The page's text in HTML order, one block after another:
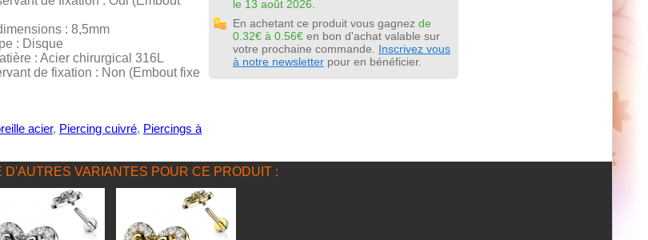
le 13 août 2026.
En achetant ce produit vous gagnez de
0.32€ à 0.56€ en bon d'achat valable sur
votre prochaine commande. Inscrivez vous
à notre newsletter pour en bénéficier.
: 8,5mm
: Disque
: Acier chirurgical 316L
de fixation : Non (Embout fixe
acier, Piercing cuivré, Piercings à
D'AUTRES VARIANTES POUR CE PRODUIT :